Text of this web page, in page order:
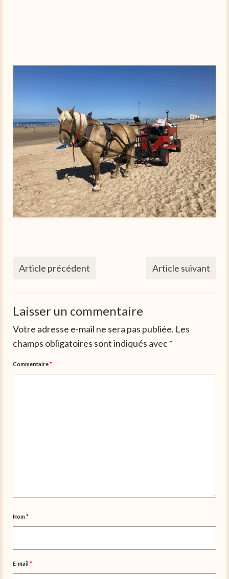
Article précédent Article suivant
Laisser un commentaire
Votre adresse e-mail ne sera pas publiée. Les
champs obligatoires sont indiqués avec*
Commentaire*
Nom *
E-mail *